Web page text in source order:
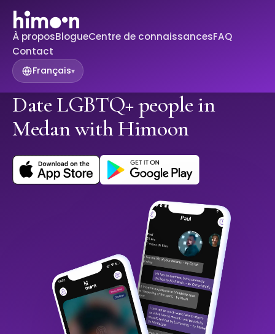
À proposBlogueCentre de connaissancesFAQ
Contact
Français▾
Date LGBTQ+ people in
Medan with Himoon